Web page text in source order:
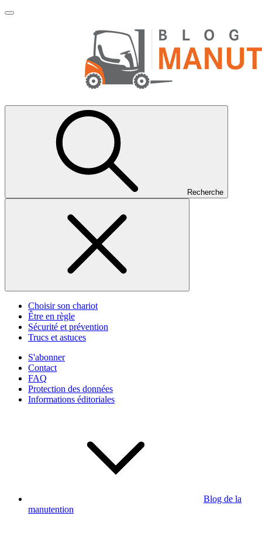
Recherche
Choisir son chariot
Être en règle
Sécurité et prévention
Trucs et astuces
S'abonner
Contact
FAQ
Protection des données
Informations éditoriales
Blog de la
manutention